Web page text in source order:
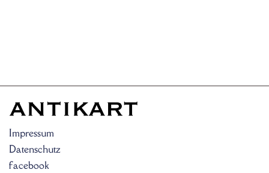
Impressum
Datenschutz
facebook